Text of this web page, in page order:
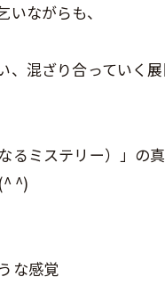
ながらも、
混ざり合っていく展
るミステリー）」の
^)
な感覚
さん1人orお子さま
か挑戦を応援◎キッ
子抱っこOK※整髪
お問い合わせはこち